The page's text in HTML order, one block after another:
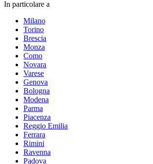
In particolare a
Milano
Torino
Brescia
Monza
Como
Novara
Varese
Genova
Bologna
Modena
Parma
Piacenza
Reggio Emilia
Ferrara
Rimini
Ravenna
Padova